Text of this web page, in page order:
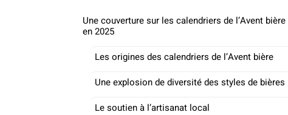
Une couverture sur les calendriers de l’Avent bière
en 2025
Les origines des calendriers de l’Avent bière
Une explosion de diversité des styles de bières
Le soutien à l’artisanat local